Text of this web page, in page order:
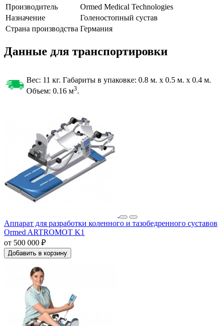
Производитель
Ormed Medical Technologies
Назначение
Голеностопный сустав
Страна производства Германия
Данные для транспортировки
Вес: 11 кг. Габариты в упаковке: 0.8 м. x 0.5 м. x 0.4 м.
Объем: 0.16 м3.
Аппарат для разработки коленного и тазобедренного суставов
Ormed ARTROMOT K1
от 500 000 ₽
Добавить в корзину